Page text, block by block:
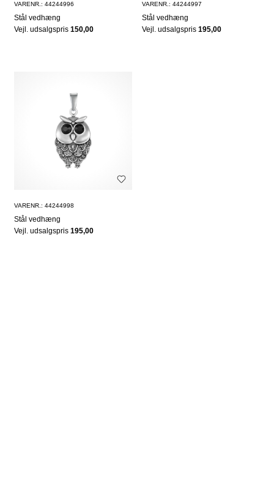
VARENR.: 44244996
Stål vedhæng
Vejl. udsalgspris 150,00
VARENR.: 44244997
Stål vedhæng
Vejl. udsalgspris195,00
VARENR.: 44244998
Stål vedhæng
Vejl. udsalgspris 195,00